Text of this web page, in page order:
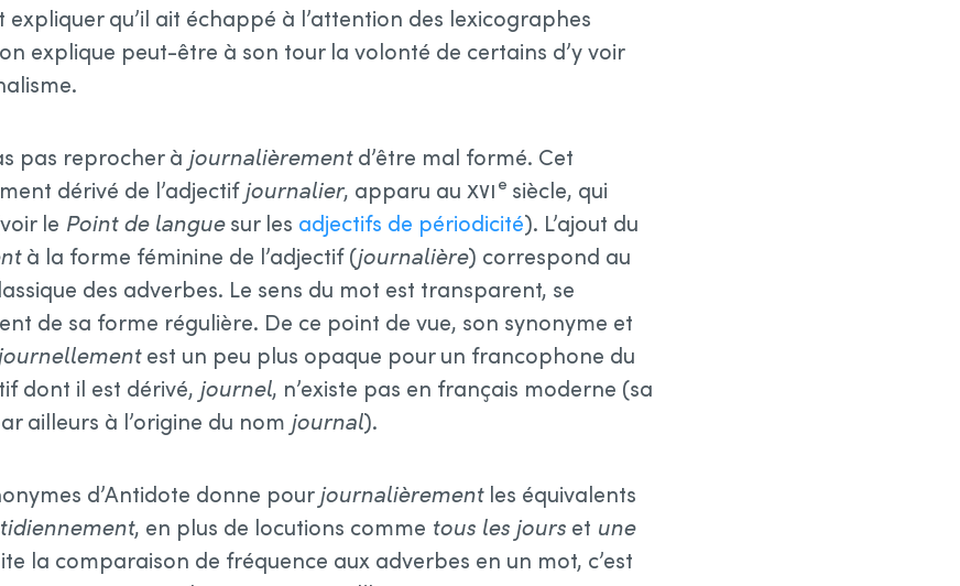
qu’il ait échappé à l’attention des lexicographes
explique peut-être à son tour la volonté de certains d’y voir
pas reprocher à journalièrementd’être mal formé. Cet
dérivé de l’adjectif journalier, apparu au xvi e siècle, qui
le Point de languesur les adjectifs de périodicité). L’ajout du
à la forme féminine de l’adjectif (journalière) correspond au
des adverbes. Le sens du mot est transparent, se
de sa forme régulière. De ce point de vue, son synonyme et
journellementest un peu plus opaque pour un francophone du
dont il est dérivé, journel, n’existe pas en français moderne (sa
ailleurs à l’origine du nom journal).
d’Antidote donne pour journalièrementles équivalents
, en plus de locutions comme tous les jours et une
la comparaison de fréquence aux adverbes en un mot, c’est